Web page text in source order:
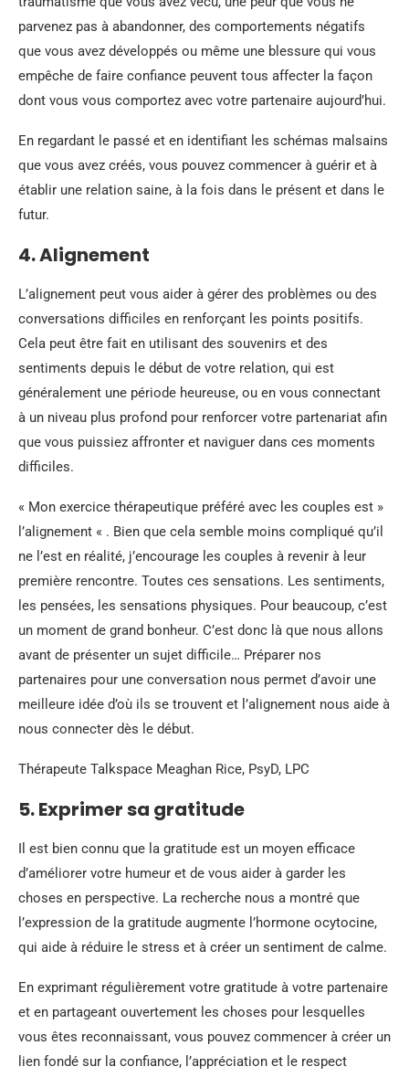
parvenez pas à abandonner, des comportements négatifs
que vous avez développés ou même une blessure qui vous
empêche de faire confiance peuvent tous affecter la façon
dont vous vous comportez avec votre partenaire aujourd’hui.
En regardant le passé et en identifiant les schémas malsains
que vous avez créés, vous pouvez commencer à guérir et à
établir une relation saine, à la fois dans le présent et dans le
futur.
4. Alignement
L’alignement peut vous aider à gérer des problèmes ou des
conversations difficiles en renforçant les points positifs.
Cela peut être fait en utilisant des souvenirs et des
sentiments depuis le début de votre relation, qui est
généralement une période heureuse, ou en vous connectant
à un niveau plus profond pour renforcer votre partenariat afin
que vous puissiez affronter et naviguer dans ces moments
difficiles.
« Mon exercice thérapeutique préféré avec les couples est »
l’alignement « . Bien que cela semble moins compliqué qu’il
ne l’est en réalité, j’encourage les couples à revenir à leur
première rencontre. Toutes ces sensations. Les sentiments,
les pensées, les sensations physiques. Pour beaucoup, c’est
un moment de grand bonheur. C’est donc là que nous allons
avant de présenter un sujet difficile… Préparer nos
partenaires pour une conversation nous permet d’avoir une
meilleure idée d’où ils se trouvent et l’alignement nous aide à
nous connecter dès le début.
Thérapeute Talkspace Meaghan Rice, PsyD, LPC
5. Exprimer sa gratitude
Il est bien connu que la gratitude est un moyen efficace
d’améliorer votre humeur et de vous aider à garder les
choses en perspective. La recherche nous a montré que
l’expression de la gratitude augmente l’hormone ocytocine,
qui aide à réduire le stress et à créer un sentiment de calme.
En exprimant régulièrement votre gratitude à votre partenaire
et en partageant ouvertement les choses pour lesquelles
vous êtes reconnaissant, vous pouvez commencer à créer un
lien fondé sur la confiance, l’appréciation et le respect